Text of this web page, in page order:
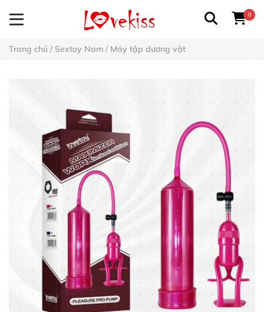
0
Trang chủ / Sextoy Nam / Máy tập dương vật